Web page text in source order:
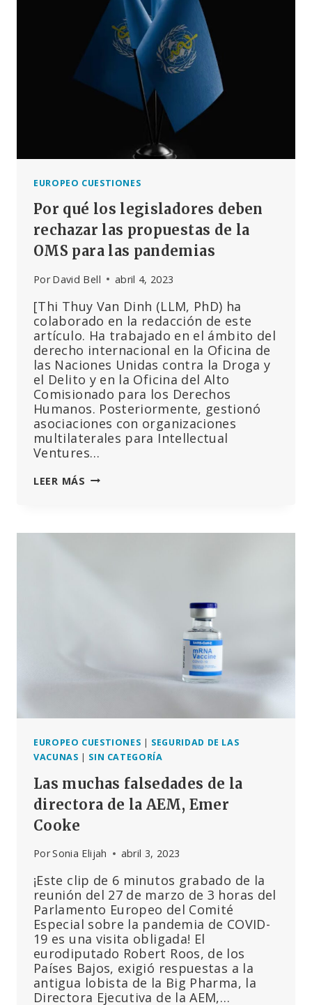
EMA
A
LOS
EURODIPUTADOS
FRACASO
EUROPEO CUESTIONES
Por qué los legisladores deben
rechazar las propuestas de la
OMS para las pandemias
Por David Bell abril 4, 2023
[Thi Thuy Van Dinh (LLM, PhD) ha
colaborado en la redacción de este
artículo. Ha trabajado en el ámbito del
derecho internacional en la Oficina de
las Naciones Unidas contra la Droga y
el Delito y en la Oficina del Alto
Comisionado para los Derechos
Humanos. Posteriormente, gestionó
asociaciones con organizaciones
multilaterales para Intellectual
Ventures…
LEER MÁS POR
PANDEMIAS
EUROPEO CUESTIONES | SEGURIDAD DE LAS
VACUNAS | SIN CATEGORÍA
Las muchas falsedades de la
directora de la AEM, Emer
Cooke
PorSonia Elijah abril 3, 2023
¡Este clip de 6 minutos grabado de la
reunión del 27 de marzo de 3 horas del
Parlamento Europeo del Comité
Especial sobre la pandemia de COVID-
19 es una visita obligada! El
eurodiputado Robert Roos, de los
Países Bajos, exigió respuestas a la
antigua lobista de la Big Pharma, la
Directora Ejecutiva de la AEM,…